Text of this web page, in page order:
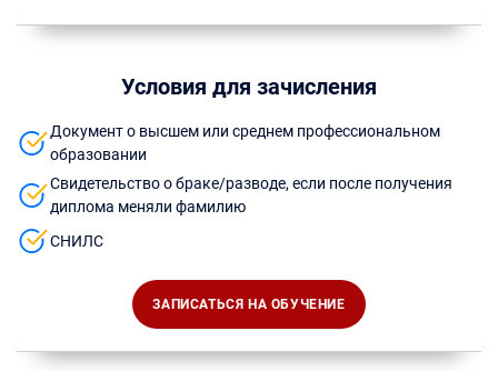
Условия для зачисления
Документ о высшем или среднем профессиональном
образовании
Свидетельство о браке/разводе, если после получения
диплома меняли фамилию
СНИЛС
ЗАПИСАТЬСЯ НА ОБУЧЕНИЕ